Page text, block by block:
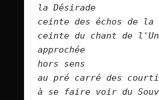
la Désirade
ceinte des échos de
ceinte du chant de
approchée
hors sens
au pré carré des
à se faire voir du